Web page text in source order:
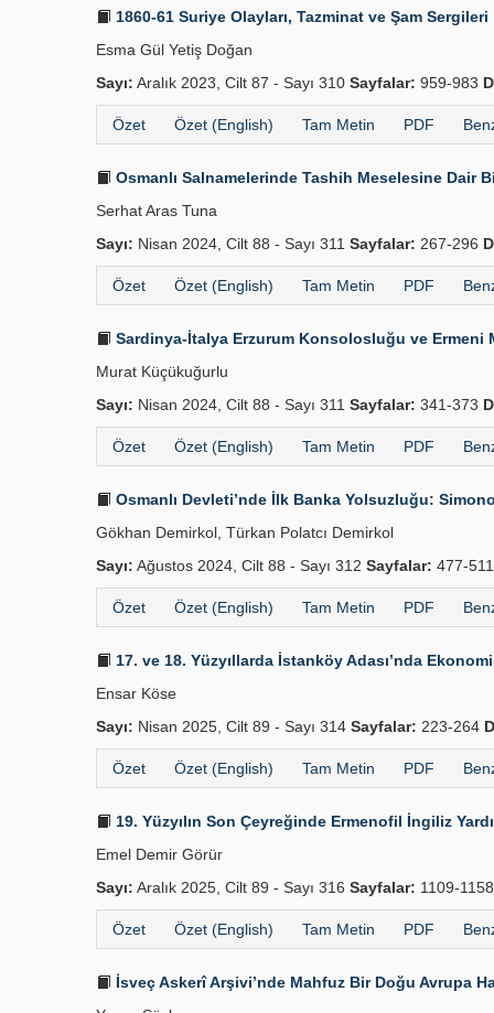
1860-61 Suriye Olayları, Tazminat ve Şam Sergileri
Esma Gül Yetiş Doğan
Sayı: Aralık 2023, Cilt 87 - Sayı 310 Sayfalar: 959-983
Özet Özet (English) Tam Metin PDF
Osmanlı Salnamelerinde Tashih Meselesine Dair
Serhat Aras Tuna
Sayı: Nisan 2024, Cilt 88 - Sayı 311 Sayfalar: 267-296
Özet Özet (English) Tam Metin PDF
Sardinya-İtalya Erzurum Konsolosluğu ve Ermeni
Murat Küçükuğurlu
Sayı: Nisan 2024, Cilt 88 - Sayı 311 Sayfalar: 341-373
Özet Özet (English) Tam Metin PDF
Osmanlı Devleti’nde İlk Banka Yolsuzluğu:
Gökhan Demirkol, Türkan Polatcı Demirkol
Sayı: Ağustos 2024, Cilt 88 - Sayı 312 Sayfalar: 477-
Özet Özet (English) Tam Metin PDF
17. ve 18. Yüzyıllarda İstanköy Adası’nda
Ensar Köse
Sayı: Nisan 2025, Cilt 89 - Sayı 314 Sayfalar: 223-264
Özet Özet (English) Tam Metin PDF
19. Yüzyılın Son Çeyreğinde Ermenofil İngiliz
Emel Demir Görür
Sayı: Aralık 2025, Cilt 89 - Sayı 316 Sayfalar: 1109-
Özet Özet (English) Tam Metin PDF
İsveç Askerî Arşivi’nde Mahfuz Bir Doğu Avrupa